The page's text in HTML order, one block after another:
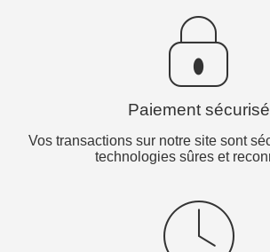
Paiement sécurisé
Vos transactions sur notre site sont
technologies sûres et